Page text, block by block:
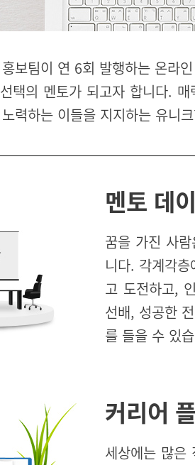
보팀이 연 6회 발행하는 온라
택의 멘토가 되고자 합니다.
력하는 이들을 지지하는 유니
멘토 데
꿈을 가진 사
니다. 각계각
고 도전하고,
선배, 성공한
를 들을 수 있
커리어
세상에는 많은